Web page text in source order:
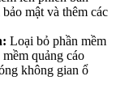
mật và thêm các
Loại bỏ phần mềm
quảng cáo
không gian ổ